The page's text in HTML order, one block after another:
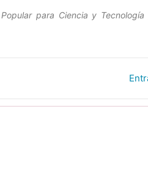
para Ciencia y